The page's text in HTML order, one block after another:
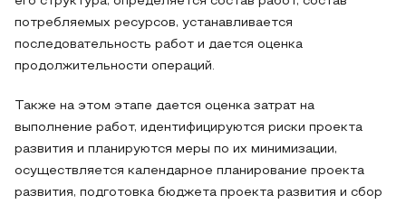
потребляемых ресурсов, устанавливается
последовательность работ и дается оценка
продолжительности операций.
Также на этом этапе дается оценка затрат на
выполнение работ, идентифицируются риски проекта
развития и планируются меры по их минимизации,
осуществляется календарное планирование проекта
развития, подготовка бюджета проекта развития и сбор